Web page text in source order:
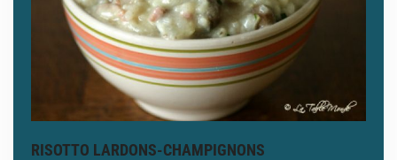
RISOTTO LARDONS-CHAMPIGNONS